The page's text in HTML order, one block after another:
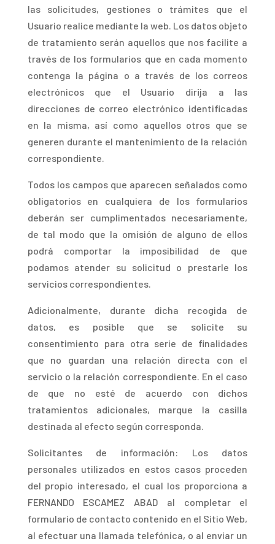
las solicitudes, gestiones o trámites que el
Usuario realice mediante la web. Los datos objeto
de tratamiento serán aquellos que nos facilite a
través de los formularios que en cada momento
contenga la página o a través de los correos
electrónicos que el Usuario dirija a las
direcciones de correo electrónico identificadas
en la misma, así como aquellos otros que se
generen durante el mantenimiento de la relación
correspondiente.
Todos los campos que aparecen señalados como
obligatorios en cualquiera de los formularios
deberán ser cumplimentados necesariamente,
de tal modo que la omisión de alguno de ellos
podrá comportar la imposibilidad de que
podamos atender su solicitud o prestarle los
servicios correspondientes.
Adicionalmente, durante dicha recogida de
datos, es posible que se solicite su
consentimiento para otra serie de finalidades
que no guardan una relación directa con el
servicio o la relación correspondiente. En el caso
de que no esté de acuerdo con dichos
tratamientos adicionales, marque la casilla
destinada al efecto según corresponda.
Solicitantes de información: Los datos
personales utilizados en estos casos proceden
del propio interesado, el cual los proporciona a
FERNANDO ESCAMEZ ABAD al completar el
formulario de contacto contenido en el Sitio Web,
al efectuar una llamada telefónica, o al enviar un